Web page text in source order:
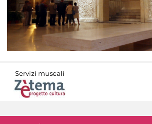
Servizi museali